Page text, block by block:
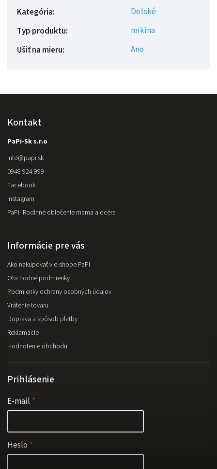
Kategória:
Detské
Typ produktu:
mikina
Ušiť na mieru: Áno
Kontakt
PaPi-Sk s.r.o
info@papi.sk
0948 924 999
Facebook
Instagram
PaPi- Rodinné oblečenie mama a dcéra
Informácie pre vás
Ako nakupovať v e-shope PaPi
Obchodné podmienky
Podmienky ochrany osobných údajov
Vrátenie tovaru
Doprava a spôsob platby
Reklamácie
Hodnotenie obchodu
Prihlásenie
E-mail
Heslo